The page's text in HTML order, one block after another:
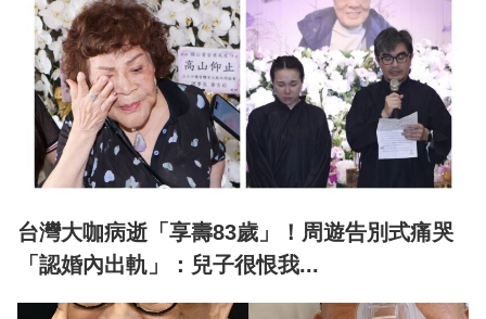
台灣大咖病逝「享壽83歲」！周遊告別式痛哭
「認婚內出軌」：兒子很恨我...